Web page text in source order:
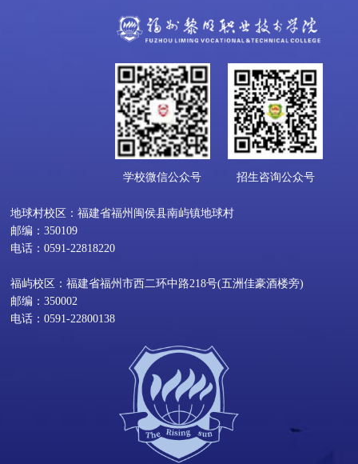
学校微信公众号 招生咨询公众号
地球村校区：福建省福州闽侯县南屿镇地球村
邮编：350109
电话：0591-22818220
福屿校区：福建省福州市西二环中路218号(五洲佳豪酒楼旁)
邮编：350002
电话：0591-22800138